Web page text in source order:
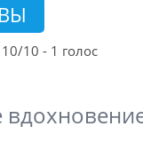
10/10 - 1 голос